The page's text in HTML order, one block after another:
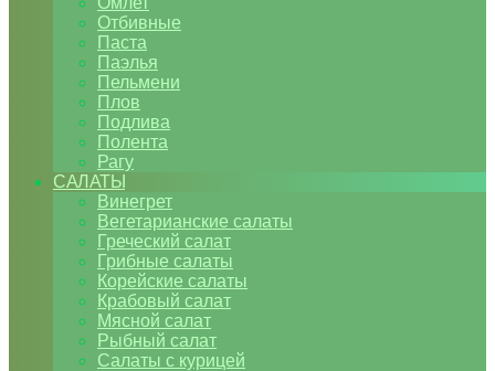
Отбивные
Паста
Паэлья
Пельмени
Плов
Подлива
Полента
Рагу
САЛАТЫ
Винегрет
Вегетарианские салаты
Греческий салат
Грибные салаты
Корейские салаты
Крабовый салат
Мясной салат
Рыбный салат
Салаты с курицей